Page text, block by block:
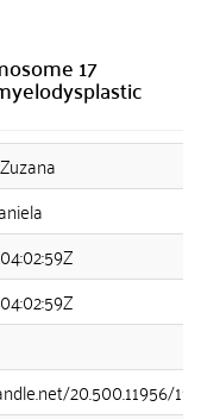
17
20.500.11956/